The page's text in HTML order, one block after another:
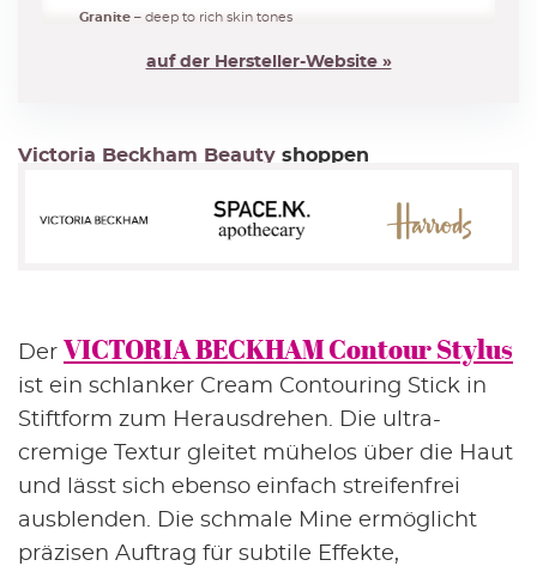
Granite– deep to rich skin tones
auf der Hersteller-Website »
Victoria Beckham Beauty shoppen
Der VICTORIA BECKHAM Contour Stylus
ist ein schlanker Cream Contouring Stick in
Stiftform zum Herausdrehen. Die ultra-
cremige Textur gleitet mühelos über die Haut
und lässt sich ebenso einfach streifenfrei
ausblenden. Die schmale Mine ermöglicht
präzisen Auftrag für subtile Effekte,